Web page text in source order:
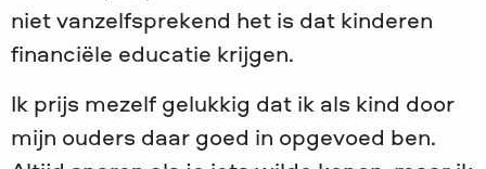
niet vanzelfsprekend het is dat kinderen
financiële educatie krijgen.
Ik prijs mezelf gelukkig dat ik als kind door
mijn ouders daar goed in opgevoed ben.